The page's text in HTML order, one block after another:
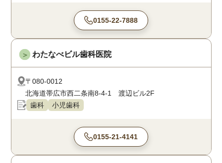
0155-22-7888
＞ わたなべビル歯科医院
〒080-0012
北海道帯広市西二条南8-4-1 渡辺ビル2F
歯科
小児歯科
0155-21-4141